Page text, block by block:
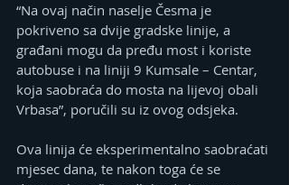
“Na ovaj način naselje Česma je
pokriveno sa dvije gradske linije, a
građani mogu da pređu most i koriste
autobuse i na liniji 9 Kumsale – Centar,
koja saobraća do mosta na lijevoj obali
Vrbasa”, poručili su iz ovog odsjeka.
Ova linija će eksperimentalno saobraćati
mjesec dana, te nakon toga će se